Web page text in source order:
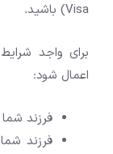
Visa) باشید.
برای واجد
اعمال شود:
فرزند
فرزند